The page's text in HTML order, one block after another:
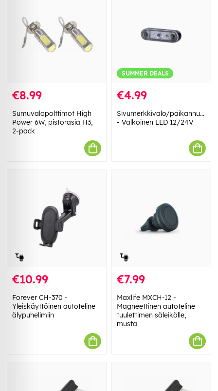
€8.99
Sumuvalopolttimot High
Power 6W, pistorasia H3,
2-pack
SUMMER DEALS
€4.99
Sivumerkkivalo/paikannusvalo
- Valkoinen LED 12/24V
€10.99
Forever CH-370 -
Yleiskäyttöinen autoteline
älypuhelimiin
€7.99
Maxlife MXCH-12 -
Magneettinen autoteline
tuulettimen säleikölle,
musta